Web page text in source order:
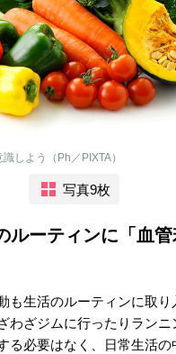
しよう（Ph／PIXTA）
写真9枚
ルーティンに「血
も生活のルーティンに取り
わざジムに行ったりランニ
る必要はなく、日常生活の